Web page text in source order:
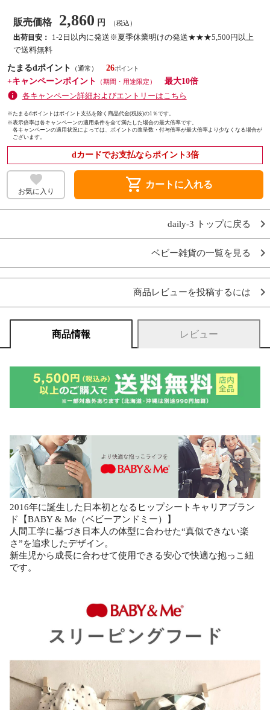
販売価格 2,860 円 （税込）
出荷目安：
1-2日以内に発送※夏季休業明けの発送★★★5,500円以上
で送料無料
たまるdポイント
（通常）
26
+キャンペーンポイント
（期間・用途限定）
最大10倍
各キャンペーン詳細およびエントリーはこちら
※たまるdポイントはポイント支払を除く商品代金(税抜)の1％です。
※表示倍率は各キャンペーンの適用条件を全て満たした場合の最大倍率です。
各キャンペーンの適用状況によっては、ポイントの進呈数・付与倍率が最大倍率より少なくなる場合が
ございます。
dカードでお支払ならポイント3倍
お気に入り shopping_cart カートに入れる
daily-3 トップに戻る
ベビー雑貨の一覧を見る
商品レビューを投稿するには
商品情報 レビュー
2016年に誕生した日本初となるヒップシートキャリアブラン
ド【BABY & Me（ベビーアンドミー）】
人間工学に基づき日本人の体型に合わせた“真似できない楽
さ”を追求したデザイン。
新生児から成長に合わせて使用できる安心で快適な抱っこ紐
です。